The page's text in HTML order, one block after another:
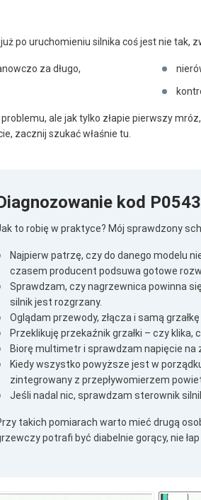
po uruchomieniu silnika coś jest nie tak,
za długo,
ale jak tylko złapie pierwszy
zacznij szukać właśnie tu.
kod P0543
to robię w praktyce? Mój sprawdzony
Najpierw patrzę, czy do danego modelu
czasem producent podsuwa gotowe
Sprawdzam, czy nagrzewnica powinna
silnik jest rozgrzany.
Oglądam przewody, złącza i samą
Przeklikuję przekaźnik grzałki – czy klika,
Biorę multimetr i sprawdzam napięcie na
Kiedy wszystko powyższe jest w
zintegrowany z przepływomierzem
Jeśli nadal nic, sprawdzam sterownik
takich pomiarach warto mieć drugą
potrafi być diabelnie gorący, nie łap